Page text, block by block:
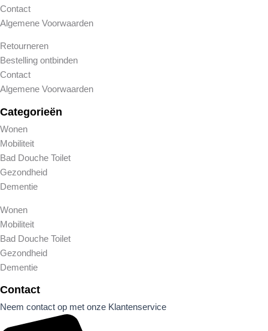
Contact
Algemene Voorwaarden
Retourneren
Bestelling ontbinden
Contact
Algemene Voorwaarden
Categorieën
Wonen
Mobiliteit
Bad Douche Toilet
Gezondheid
Dementie
Wonen
Mobiliteit
Bad Douche Toilet
Gezondheid
Dementie
Contact
Neem contact op met onze Klantenservice